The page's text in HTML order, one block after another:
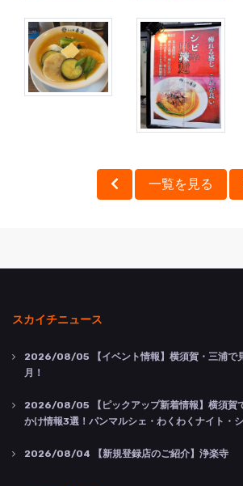
一覧を見る
スカイチニュース
2026/08/05 【イベント情報】横須賀・三浦
月！
2026/08/05 【ピックアップ新着情報】横須
かけ情報3選！パンマルシェ・わくわくナイト・
2026/08/04 【新規登録店のご紹介】浄楽寺